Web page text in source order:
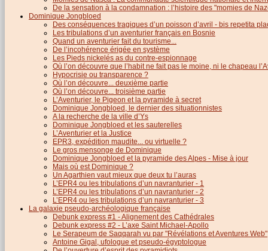
De la sensation à la condamnation : l’histoire des "momies de
Dominique Jongbloed
Des conséquences tragiques d’un poisson d’avril - bis repetita
Les tribulations d’un aventurier français en Bosnie
Quand un aventurier fait du tourisme...
De l’incohérence érigée en système
Les Pieds nickelés as du contre-espionnage
Où l’on découvre que l’habit ne fait pas le moine, ni le chapeau
Hypocrisie ou transparence ?
Où l’on découvre... deuxième partie
Où l’on découvre... troisième partie
L’Aventurier, le Pigeon et la pyramide à secret
Dominique Jongbloed, le dernier des situationnistes
A la recherche de la ville d’Ys
Dominique Jongbloed et les sauterelles
L’Aventurier et la Justice
EPR3, expédition maudite... ou virtuelle ?
Le gros mensonge de Dominique
Dominique Jongbloed et la pyramide des Alpes - Mise à jour
Mais où est Dominique ?
Un Agarthien vaut mieux que deux tu l’auras
L’EPR4 ou les tribulations d’un navranturier - 1
L’EPR4 ou les tribulations d’un navranturier - 2
L’EPR4 ou les tribulations d’un navranturier - 3
La galaxie pseudo-archéologique française
Debunk express #1 - Alignement des Cathédrales
Debunk express #2 - L’axe Saint Michael-Apollo
Le Serapeum de Saqqarah vu par "Révélations et Aventures Web"
Antoine Gigal, ufologue et pseudo-égyptologue